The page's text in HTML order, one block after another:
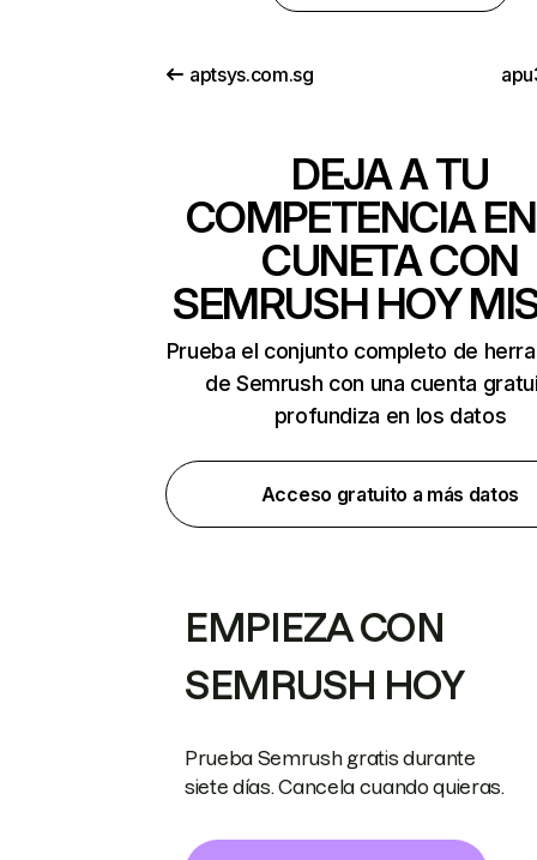
aptsys.com.sg
DEJA A TU
COMPETENCIA
CUNETA CON
SEMRUSH HOY
Prueba el conjunto completo de
de Semrush con una cuenta
profundiza en los datos
Acceso gratuito a más datos
EMPIEZA CON
SEMRUSH HOY
Prueba Semrush gratis durante
siete días. Cancela cuando quieras.